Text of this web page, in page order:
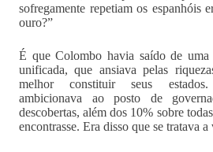
sofregamente repetiam os espanhóis
ouro?”
É que Colombo havia saído de uma
unificada, que ansiava pelas
melhor constituir seus
ambicionava ao posto de
descobertas, além dos 10% sobre
encontrasse. Era disso que se tratava a